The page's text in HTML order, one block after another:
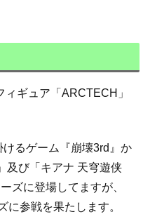
ギュア「ARCTECH」
けるゲーム『崩壊3rd』か
及び「キアナ 天穹遊侠
ズに登場してますが、
に参戦を果たします。